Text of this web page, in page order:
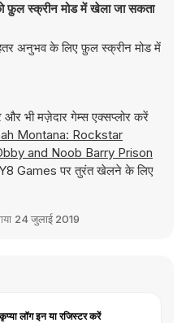
स्क्रीन मोड में खेला जा सकता
अनुभव के लिए फ़ुल स्क्रीन मोड में
भी मज़ेदार गेम्स एक्सप्लोर करें
Montana: Rockstar
and Noob Barry Prison
Games पर तुरंत खेलने के लिए
24 जुलाई 2019
लॉग इन या रजिस्टर करें